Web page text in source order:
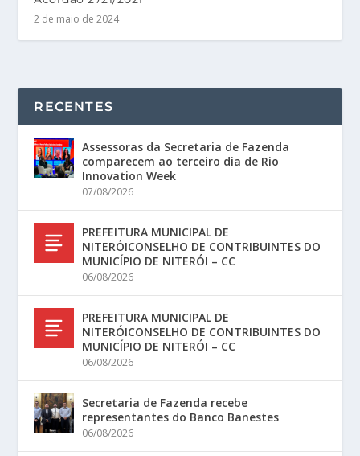
2 de maio de 2024
RECENTES
Assessoras da Secretaria de Fazenda
comparecem ao terceiro dia de Rio
Innovation Week
07/08/2026
PREFEITURA MUNICIPAL DE
NITERÓICONSELHO DE CONTRIBUINTES DO
MUNICÍPIO DE NITERÓI – CC
06/08/2026
PREFEITURA MUNICIPAL DE
NITERÓICONSELHO DE CONTRIBUINTES DO
MUNICÍPIO DE NITERÓI – CC
06/08/2026
Secretaria de Fazenda recebe
representantes do Banco Banestes
06/08/2026